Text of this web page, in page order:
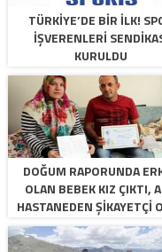
TÜRKIYE’DE BIR İLK!
İŞVERENLERI
KURULDU
DOĞUM RAPORUNDA
OLAN BEBEK KIZ ÇIKTI,
HASTANEDEN ŞIKAYETÇI